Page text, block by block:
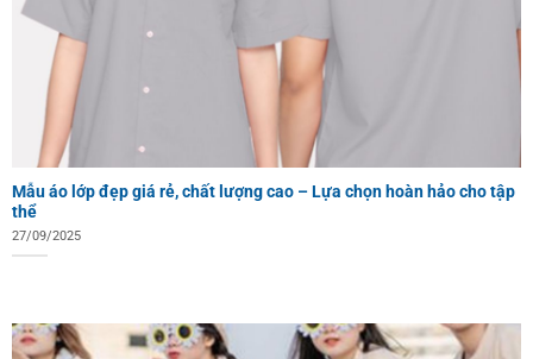
Mẫu áo lớp đẹp giá rẻ, chất lượng cao – Lựa chọn hoàn hảo cho tập
thể
27/09/2025